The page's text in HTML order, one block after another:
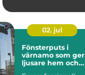
höja värdet...
02. jul
Fönsterputs i
värnamo som ger
ljusare hem och